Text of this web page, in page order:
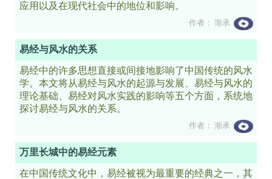
应用以及在现代社会中的地位和影响。
作者： 渐承
易经与风水的关系
易经中的许多思想直接或间接地影响了中国传统的风水
学。本文将从易经与风水的起源与发展、易经与风水的
理论基础、易经对风水实践的影响等五个方面，系统地
探讨易经与风水的关系。
作者： 渐承
万里长城中的易经元素
在中国传统文化中，易经被视为最重要的经典之一，其